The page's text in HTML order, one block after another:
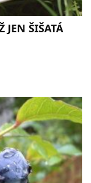
JEN ŠIŠATÁ